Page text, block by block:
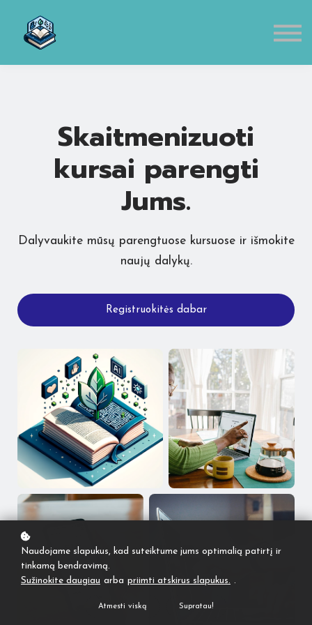
Apie mus
Skaitmenizuoti
kursai parengti
Jums.
Dalyvaukite mūsų parengtuose kursuose ir išmokite
naujų dalykų.
Registruokitės dabar
Naudojame slapukus, kad suteiktume jums optimalią patirtį ir
tinkamą bendravimą.
Sužinokite daugiau arba priimti atskirus slapukus. .
Atmesti viską Supratau!